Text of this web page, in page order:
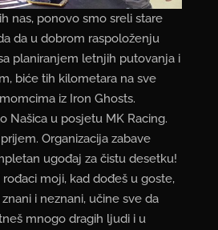
nas, ponovo smo sreli stare
da u dobrom raspoloženju
planiranjem letnjih putovanja i
biće tih kilometara na sve
iz Iron Ghosts.
Našica u posjetu MK Racing.
Organizacija zabave
ugođaj za čistu desetku!
moji, kad dođeš u goste,
i neznani, učine sve da
mnogo dragih ljudi i u